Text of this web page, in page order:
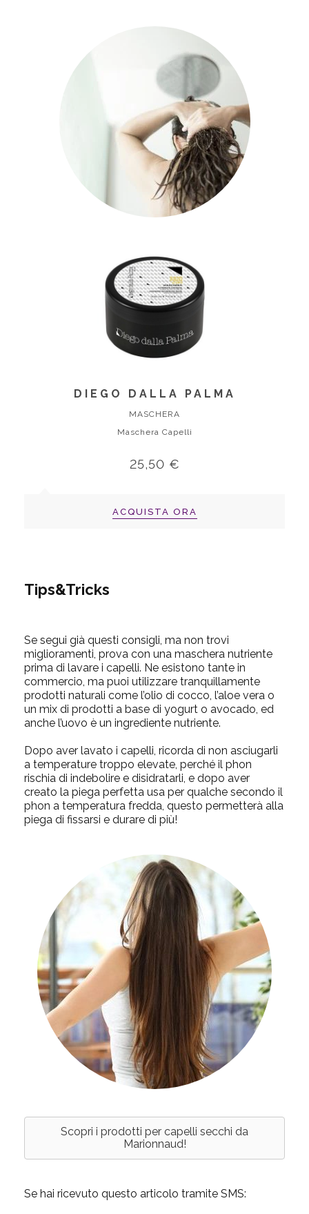
DIEGO DALLA PALMA
MASCHERA
Maschera Capelli
25,50 €
ACQUISTA ORA
Tips&Tricks
Se segui già questi consigli, ma non trovi
miglioramenti, prova con una maschera nutriente
prima di lavare i capelli. Ne esistono tante in
commercio, ma puoi utilizzare tranquillamente
prodotti naturali come l’olio di cocco, l’aloe vera o
un mix di prodotti a base di yogurt o avocado, ed
anche l’uovo è un ingrediente nutriente.
Dopo aver lavato i capelli, ricorda di non asciugarli
a temperature troppo elevate, perché il phon
rischia di indebolire e disidratarli, e dopo aver
creato la piega perfetta usa per qualche secondo il
phon a temperatura fredda, questo permetterà alla
piega di fissarsi e durare di più!
Scopri i prodotti per capelli secchi da
Marionnaud!
Se hai ricevuto questo articolo tramite SMS: